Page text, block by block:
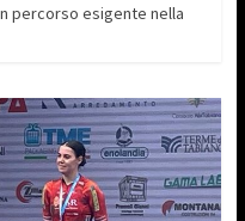
percorso esigente nella